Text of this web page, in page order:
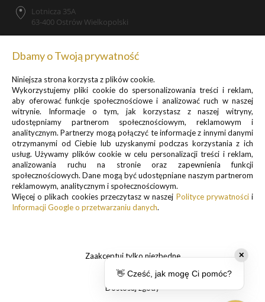
Lotnicza 35A
63-400 Ostrów Wielkopolski
Zapisz się do newslettera, by otrzymywać informacje o
promocjach i nowościach
Informacje o przetwarzaniu danych osobowych znajdują się w pkt.
1 i 3
Polityki prywatności
.
✕
👋 Cześć, jak mogę Ci pomóc?
Dbamy o Twoją prywatność
Niniejsza strona korzysta z plików cookie.
Wykorzystujemy pliki cookie do spersonalizowania treści i reklam,
aby oferować funkcje społecznościowe i analizować ruch w naszej
witrynie. Informacje o tym, jak korzystasz z naszej witryny,
udostępniamy partnerom społecznościowym, reklamowym i
analitycznym. Partnerzy mogą połączyć te informacje z innymi danymi
otrzymanymi od Ciebie lub uzyskanymi podczas korzystania z ich
usług. Używamy plików cookie w celu personalizacji treści i reklam,
analizowania ruchu na stronie oraz zapewnienia funkcji
społecznościowych. Dane mogą być udostępniane naszym partnerom
reklamowym, analitycznym i społecznościowym.
Więcej o plikach cookies przeczytasz w naszej Polityce prywatnościi
Informacji Google o przetwarzaniu danych.
Zaakceptuj tylko niezbędne
Dostosuj zgody